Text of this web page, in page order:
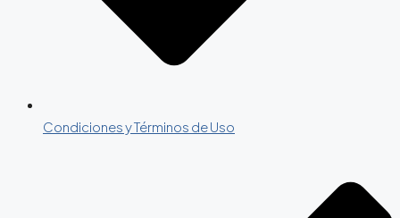
Condiciones y Términos de Uso